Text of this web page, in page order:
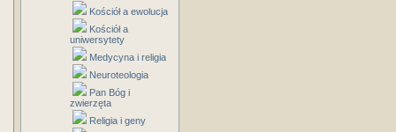
Kościół a ewolucja
Kościół a
uniwersytety
Medycyna i religia
Neuroteologia
Pan Bóg i
zwierzęta
Religia i geny